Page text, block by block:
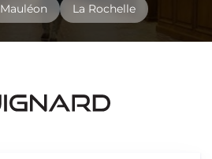
Mauléon La Rochelle